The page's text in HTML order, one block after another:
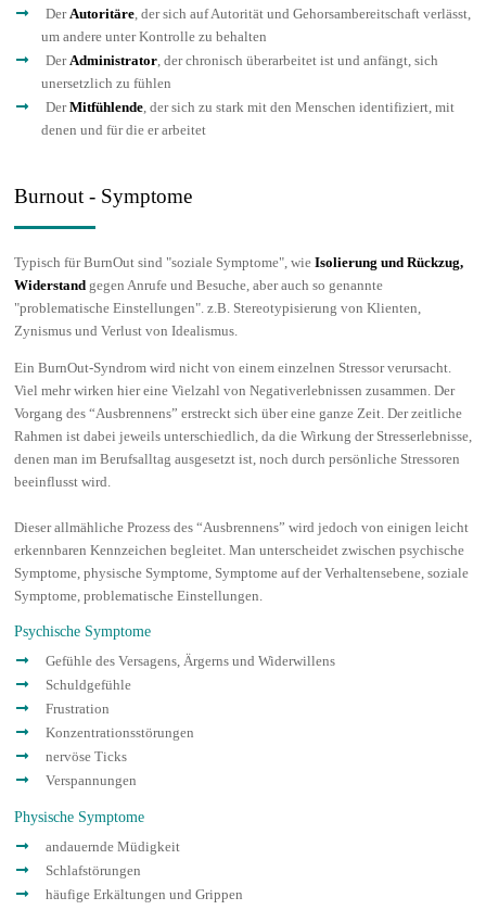
DerAutoritäre, der sich auf Autorität und Gehorsambereitschaft verlässt,
um andere unter Kontrolle zu behalten
DerAdministrator, der chronisch überarbeitet ist und anfängt, sich
unersetzlich zu fühlen
DerMitfühlende, der sich zu stark mit den Menschen identifiziert, mit
denen und für die er arbeitet
Burnout - Symptome
Typisch für BurnOut sind "soziale Symptome", wie Isolierung und Rückzug,
Widerstandgegen Anrufe und Besuche, aber auch so genannte
"problematische Einstellungen". z.B. Stereotypisierung von Klienten,
Zynismus und Verlust von Idealismus.
Ein BurnOut-Syndrom wird nicht von einem einzelnen Stressor verursacht.
Viel mehr wirken hier eine Vielzahl von Negativerlebnissen zusammen. Der
Vorgang des “Ausbrennens” erstreckt sich über eine ganze Zeit. Der zeitliche
Rahmen ist dabei jeweils unterschiedlich, da die Wirkung der Stresserlebnisse,
denen man im Berufsalltag ausgesetzt ist, noch durch persönliche Stressoren
beeinflusst wird.
Dieser allmähliche Prozess des “Ausbrennens” wird jedoch von einigen leicht
erkennbaren Kennzeichen begleitet. Man unterscheidet zwischen psychische
Symptome, physische Symptome, Symptome auf der Verhaltensebene, soziale
Symptome, problematische Einstellungen.
Psychische Symptome
Gefühle des Versagens, Ärgerns und Widerwillens
Schuldgefühle
Frustration
Konzentrationsstörungen
nervöse Ticks
Verspannungen
Physische Symptome
andauernde Müdigkeit
Schlafstörungen
häufige Erkältungen und Grippen